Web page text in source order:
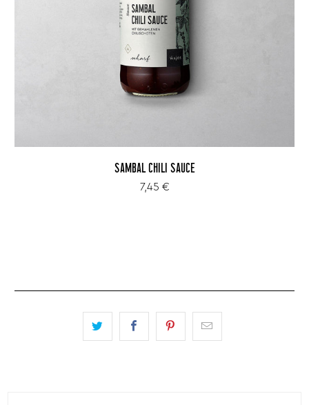
SAMBAL CHILI SAUCE
7,45 €